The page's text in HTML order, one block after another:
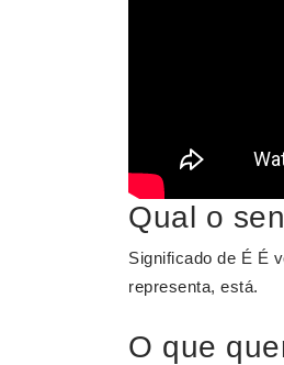
Qual o
Significado de É É
representa, está.
O que